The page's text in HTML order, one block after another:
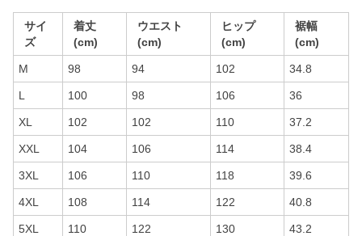
サイ
ズ
着丈
(cm)
ウエスト
(cm)
ヒップ
(cm)
裾幅
(cm)
M 98 94 102 34.8
L 100 98 106 36
XL 102 102 110 37.2
XXL 104 106 114 38.4
3XL 106 110 118 39.6
4XL 108 114 122 40.8
5XL 110 122 130 43.2